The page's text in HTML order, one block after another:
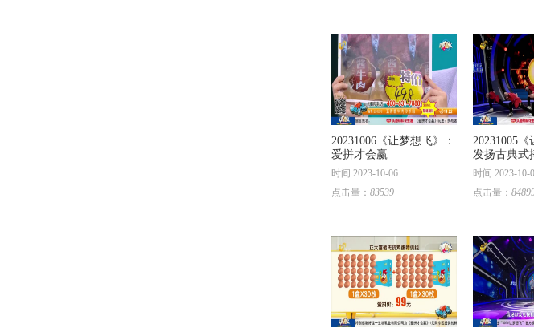
20231006《让梦想飞》：
爱拼才会赢
时间 2023-10-06
点击量： 83539
20231005《
发扬古典式
跤有传承
时间 2023-10-
点击量：